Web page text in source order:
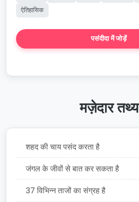
ऐतिहासिक
पसंदीदा में जोड़ें
मज़ेदार तथ्य
शहद की चाय पसंद करता है
जंगल के जीवों से बात कर सकता है
37 विभिन्न ताजों का संग्रह है